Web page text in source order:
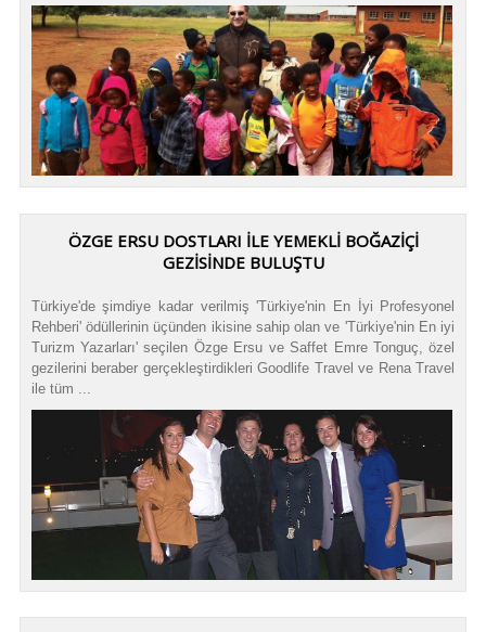
ÖZGE ERSU DOSTLARI İLE YEMEKLİ BOĞAZİÇİ
GEZİSİNDE BULUŞTU
Türkiye'de şimdiye kadar verilmiş 'Türkiye'nin En İyi Profesyonel
Rehberi' ödüllerinin üçünden ikisine sahip olan ve 'Türkiye'nin En iyi
Turizm Yazarları' seçilen Özge Ersu ve Saffet Emre Tonguç, özel
gezilerini beraber gerçekleştirdikleri Goodlife Travel ve Rena Travel
ile tüm ...